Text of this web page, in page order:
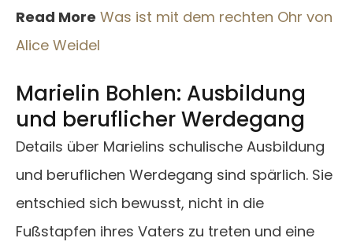
Read More Was ist mit dem rechten Ohr von
Alice Weidel
Marielin Bohlen: Ausbildung
und beruflicher Werdegang
Details über Marielins schulische Ausbildung
und beruflichen Werdegang sind spärlich. Sie
entschied sich bewusst, nicht in die
Fußstapfen ihres Vaters zu treten und eine